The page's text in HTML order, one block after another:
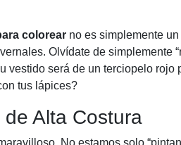
colorear no es simplemente
Olvídate de simplemente
será de un terciopelo
tus lápices?
Alta Costura
No estamos solo